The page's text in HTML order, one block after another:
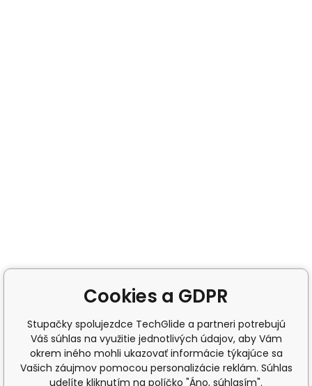
Cookies a GDPR
Stupačky spolujezdce TechGlide a partneri potrebujú
Váš súhlas na využitie jednotlivých údajov, aby Vám
okrem iného mohli ukazovať informácie týkajúce sa
Vašich záujmov pomocou personalizácie reklám. Súhlas
udelíte kliknutím na políčko "Áno, súhlasím".